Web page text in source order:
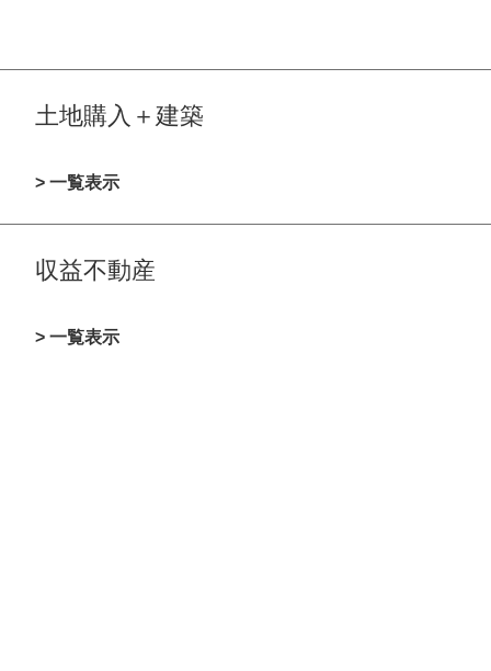
土地購入＋建築
> 一覧表示
収益不動産
> 一覧表示